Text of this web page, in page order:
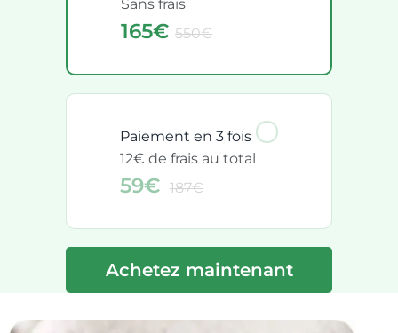
Sans frais
165€ 550€
Paiement en 3 fois
12€ de frais au total
59€ 187€
Achetez maintenant